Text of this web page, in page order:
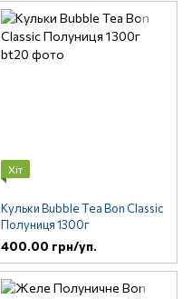
Хіт
Кульки Bubble Tea Bon Classic
Полуниця 1300г
400.00 грн/уп.